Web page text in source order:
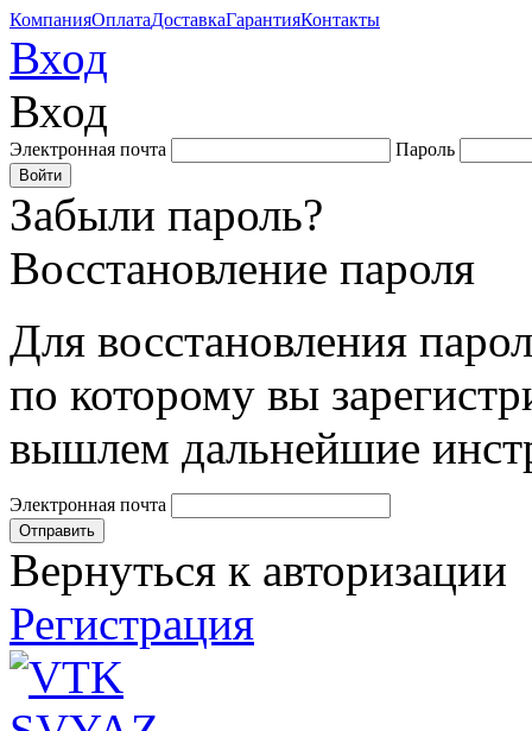
КомпанияОплатаДоставкаГарантияКонтакты
Вход
Вход
Электронная почта Пароль
Забыли пароль?
Восстановление пароля
Для восстановления
по которому вы
вышлем дальнейшие
Электронная почта
Вернуться к авторизации
Регистрация